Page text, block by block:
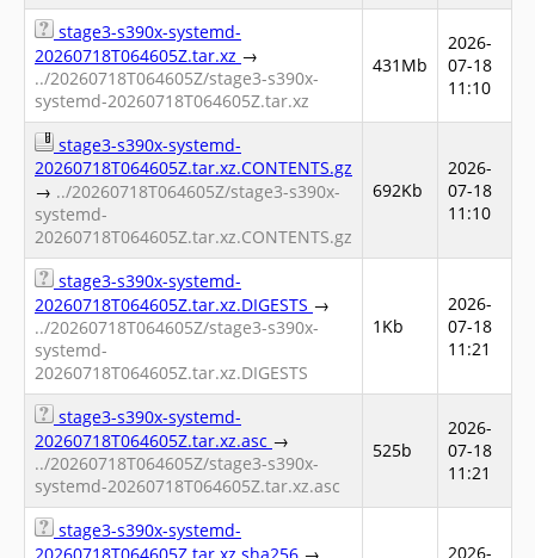
stage3-s390x-systemd-
20260718T064605Z.tar.xz →
../20260718T064605Z/stage3-s390x-
systemd-20260718T064605Z.tar.xz
431Mb
2026-
07-18
11:10
stage3-s390x-systemd-
20260718T064605Z.tar.xz.CONTENTS.gz
→ ../20260718T064605Z/stage3-s390x-
systemd-
20260718T064605Z.tar.xz.CONTENTS.gz
692Kb
2026-
07-18
11:10
stage3-s390x-systemd-
20260718T064605Z.tar.xz.DIGESTS →
../20260718T064605Z/stage3-s390x-
systemd-
20260718T064605Z.tar.xz.DIGESTS
1Kb
2026-
07-18
11:21
stage3-s390x-systemd-
20260718T064605Z.tar.xz.asc →
../20260718T064605Z/stage3-s390x-
systemd-20260718T064605Z.tar.xz.asc
525b
2026-
07-18
11:21
stage3-s390x-systemd-
2026-